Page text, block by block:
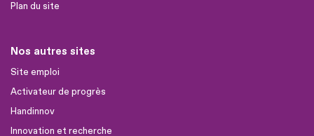
Plan du site
Nos autres sites
Site emploi
Activateur de progrès
Handinnov
Innovation et recherche